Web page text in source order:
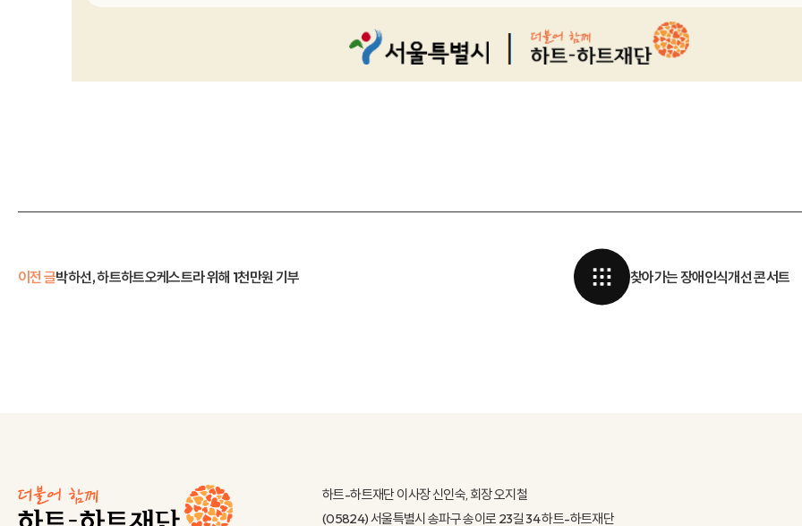
이전 글박하선, 하트하트오케스트라 위해 1천만원 기부 찾아가는 장애인식개선 콘서트
하트-하트재단 이사장 신인숙, 회장 오지철
(05824) 서울특별시 송파구 송이로 23길 34 하트-하트재단